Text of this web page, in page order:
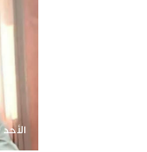
الأحد 20 أبريل 2025 - 2:23